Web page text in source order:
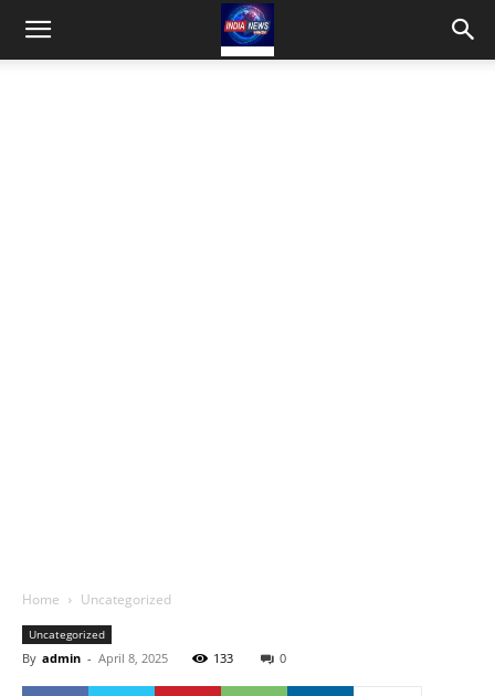
Home Uncategorized
Uncategorized
By admin - April 8, 2025 133 0